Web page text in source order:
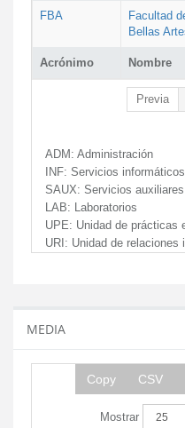
Acrónimo Nombre
FBA
Facultad
Bellas
Previa
ADM: Administración
INF: Servicios informáticos
SAUX: Servicios auxiliares
LAB: Laboratorios
UPE: Unidad de prácticas
URI: Unidad de relaciones
MEDIA
Copy CSV
Mostrar